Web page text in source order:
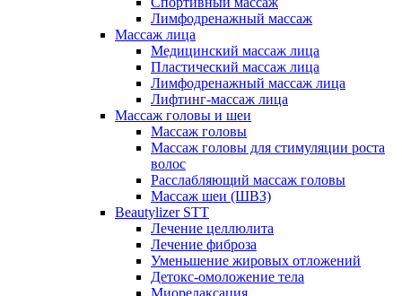
Лимфодренажный массаж
Массаж лица
Медицинский массаж лица
Пластический массаж лица
Лимфодренажный массаж лица
Лифтинг-массаж лица
Массаж головы и шеи
Массаж головы
Массаж головы для стимуляции роста
волос
Расслабляющий массаж головы
Массаж шеи (ШВЗ)
Beautylizer STT
Лечение целлюлита
Лечение фиброза
Уменьшение жировых отложений
Детокс-омоложение тела
Миорелаксация